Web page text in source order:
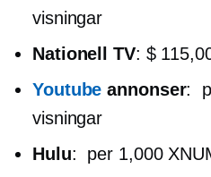
visningar
Nationell TV: $
Youtube annonser:
visningar
Hulu: per 1,000